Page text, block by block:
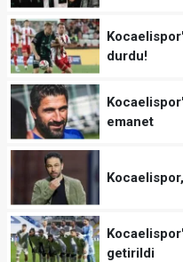
durdu!
emanet
getirildi